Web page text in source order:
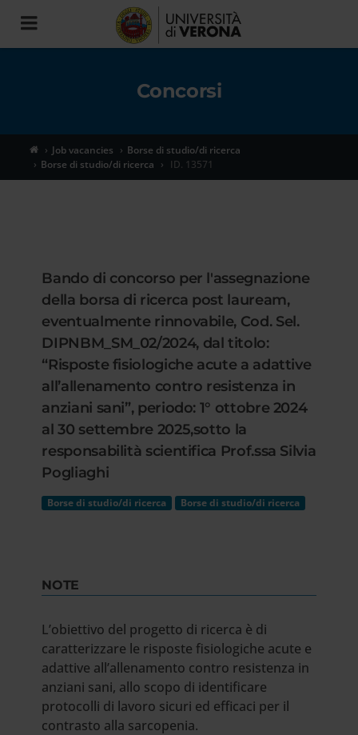
Toggle
navigation
Concorsi
Job vacancies
Borse di studio/di ricerca
Borse di studio/di ricerca
ID. 13571
Bando di concorso per l'assegnazione
della borsa di ricerca post lauream,
eventualmente rinnovabile, Cod. Sel.
DIPNBM_SM_02/2024, dal titolo:
“Risposte fisiologiche acute a adattive
all’allenamento contro resistenza in
anziani sani”, periodo: 1° ottobre 2024
al 30 settembre 2025,sotto la
responsabilità scientifica Prof.ssa Silvia
Pogliaghi
Borse di studio/di ricerca Borse di studio/di ricerca
NOTE
L’obiettivo del progetto di ricerca è di
caratterizzare le risposte fisiologiche acute e
adattive all’allenamento contro resistenza in
anziani sani, allo scopo di identificare
protocolli di lavoro sicuri ed efficaci per il
contrasto alla sarcopenia.